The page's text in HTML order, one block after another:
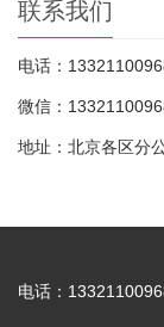
联系我们
电话：
微信：
地址：北京各区分
电话：